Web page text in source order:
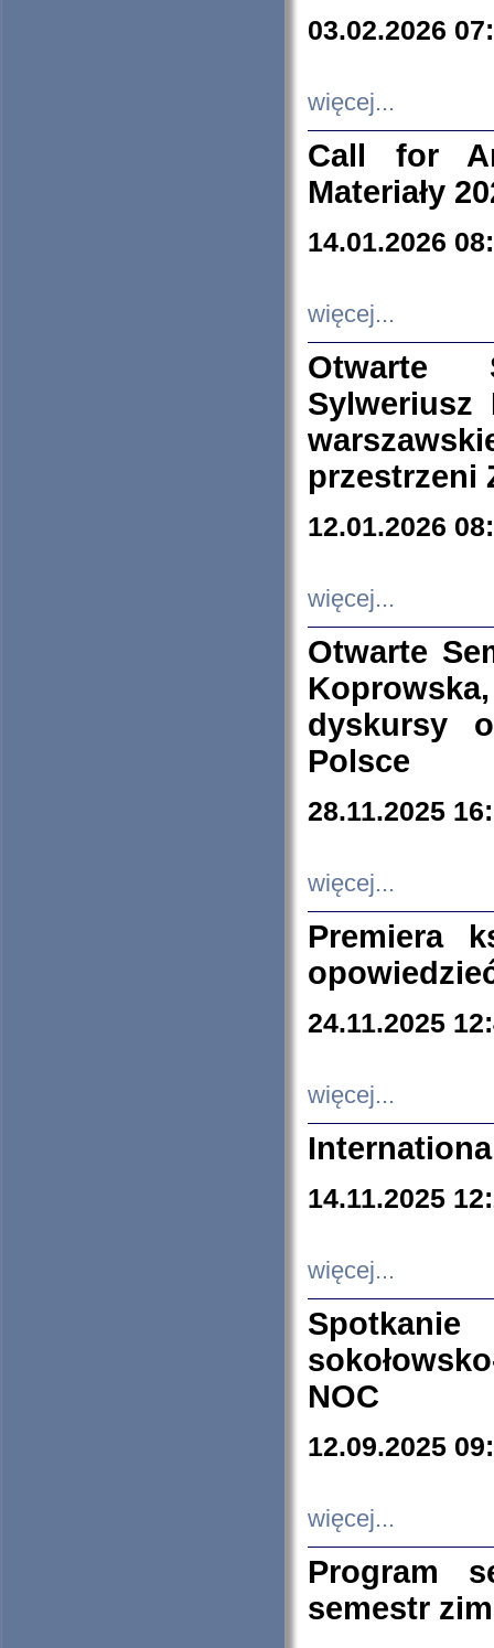
03.02.2026
więcej...
Call for
Materiały
14.01.2026
więcej...
Otwarte
Sylweriusz
przestrzeni
12.01.2026
więcej...
Otwarte
dyskursy
Polsce
28.11.2025
więcej...
Premiera
24.11.2025
więcej...
14.11.2025
więcej...
NOC
12.09.2025
więcej...
Program
semestr